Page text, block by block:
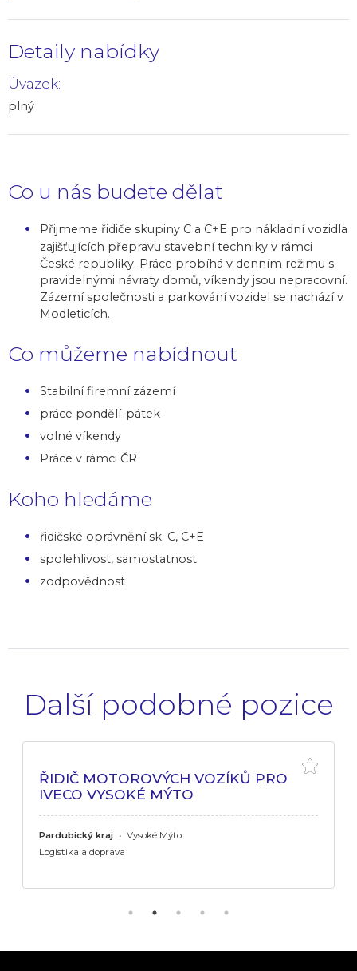
Detaily nabídky
Úvazek:
plný
Co u nás budete dělat
Přijmeme řidiče skupiny C a C+E pro nákladní vozidla
zajišťujících přepravu stavební techniky v rámci
České republiky. Práce probíhá v denním režimu s
pravidelnými návraty domů, víkendy jsou nepracovní.
Zázemí společnosti a parkování vozidel se nachází v
Modleticích.
Co můžeme nabídnout
Stabilní firemní zázemí
práce pondělí-pátek
volné víkendy
Práce v rámci ČR
Koho hledáme
řidičské oprávnění sk. C, C+E
spolehlivost, samostatnost
zodpovědnost
Další podobné pozice
ŘIDIČ MOTOROVÝCH VOZÍKŮ PRO
IVECO VYSOKÉ MÝTO
Pardubický kraj • Vysoké Mýto
Logistika a doprava